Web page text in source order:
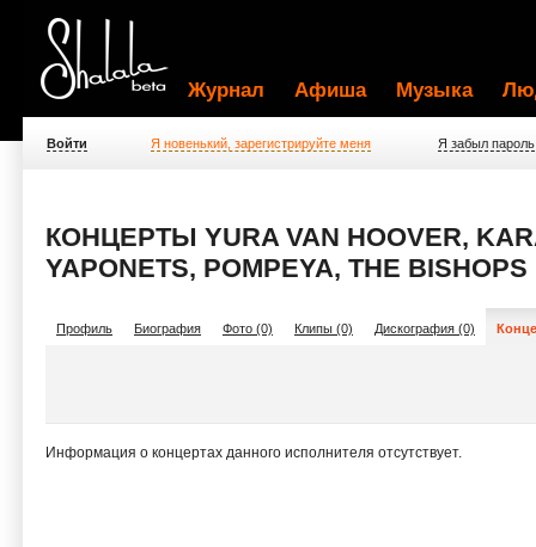
Журнал Афиша Музыка
Войти Я новенький, зарегистрируйте меня Я забыл пароль
КОНЦЕРТЫ YURA VAN HOOVER,
YAPONETS, POMPEYA, THE BISHOPS
Профиль Биография Фото (0) Клипы (0) Дискография (0)
Информация о концертах данного исполнителя отсутствует.